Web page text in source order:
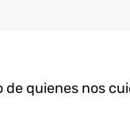
de quienes nos